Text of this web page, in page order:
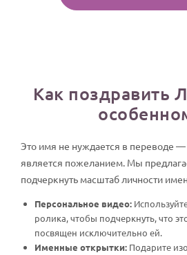
Как поздравить
Это имя не нуждается в переводе —
является пожеланием. Мы
подчеркнуть масштаб личности
Персональное видео:
ролика, чтобы подчеркнуть, что
посвящен исключительно ей.
Именные открытки: Подарите